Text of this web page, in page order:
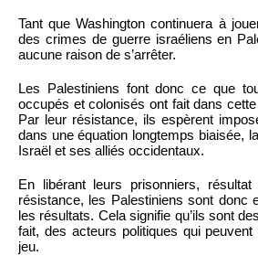
Tant que Washington continuera à
des crimes de guerre israéliens en
aucune raison de s’arrêter.
Les Palestiniens font donc ce que
occupés et colonisés ont fait dans
Par leur résistance, ils espèrent
dans une équation longtemps biaisée,
Israël et ses alliés occidentaux.
En libérant leurs prisonniers,
résistance, les Palestiniens sont donc
les résultats. Cela signifie qu’ils sont
fait, des acteurs politiques qui
jeu.